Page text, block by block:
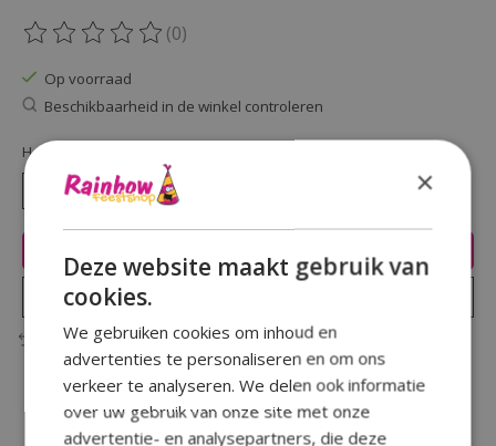
De beoordeling van dit product is
(0)
Op voorraad
Beschikbaarheid in de winkel controleren
Hoeveelheid:
Toevoegen om te vergelijken
×
Deze website maakt gebruik van
cookies.
We gebruiken cookies om inhoud en
advertenties te personaliseren en om ons
verkeer te analyseren. We delen ook informatie
over uw gebruik van onze site met onze
advertentie- en analysepartners, die deze